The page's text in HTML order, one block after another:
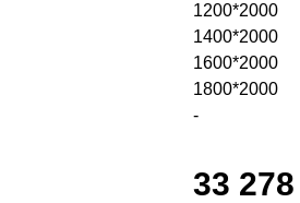
1200*2000
1400*2000
1600*2000
1800*2000
-
33